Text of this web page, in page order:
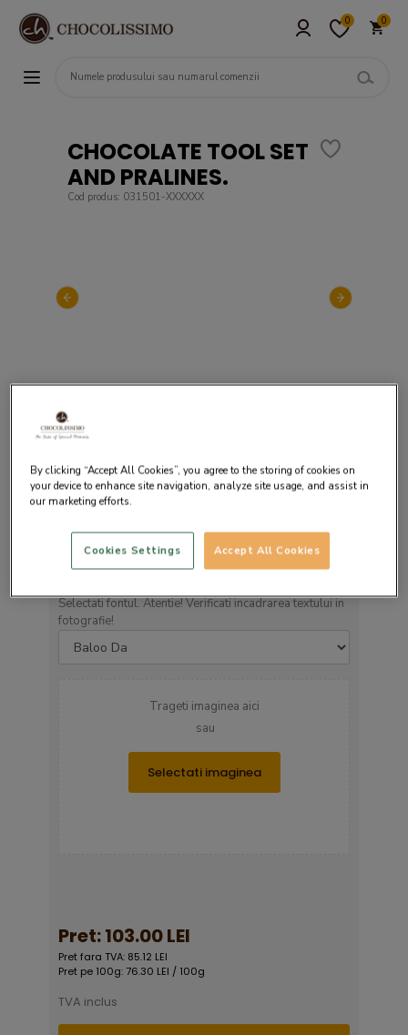
0 0
CHOCOLATE TOOL SET
AND PRALINES.
Cod produs: 031501-XXXXXX
Selectati fontul. Atentie! Verificati incadrarea textului in
fotografie!
Trageti imaginea aici
sau
Pret:103.00 LEI
Pret fara TVA: 85.12 LEI
Pret pe 100g: 76.30 LEI / 100g
TVA inclus
By clicking “Accept All Cookies”, you agree to the storing of cookies on
your device to enhance site navigation, analyze site usage, and assist in
our marketing efforts.
Accept All Cookies
Cookies Settings